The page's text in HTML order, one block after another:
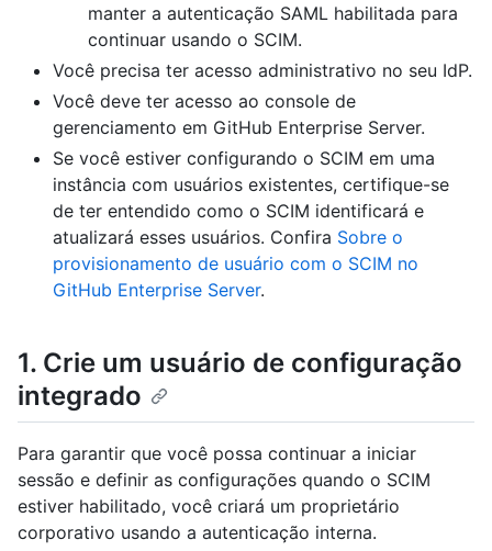
manter a autenticação SAML habilitada para
continuar usando o SCIM.
Você precisa ter acesso administrativo no seu IdP.
Você deve ter acesso ao console de
gerenciamento em GitHub Enterprise Server.
Se você estiver configurando o SCIM em uma
instância com usuários existentes, certifique-se
de ter entendido como o SCIM identificará e
atualizará esses usuários. Confira Sobre o
provisionamento de usuário com o SCIM no
GitHub Enterprise Server.
1. Crie um usuário de configuração
integrado
Para garantir que você possa continuar a iniciar
sessão e definir as configurações quando o SCIM
estiver habilitado, você criará um proprietário
corporativo usando a autenticação interna.